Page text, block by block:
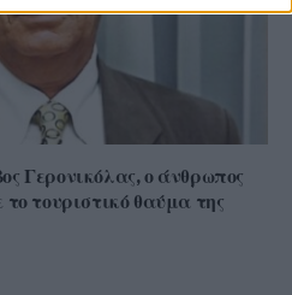
Γερονικόλας, ο άνθρωπος
τουριστικό θαύμα της